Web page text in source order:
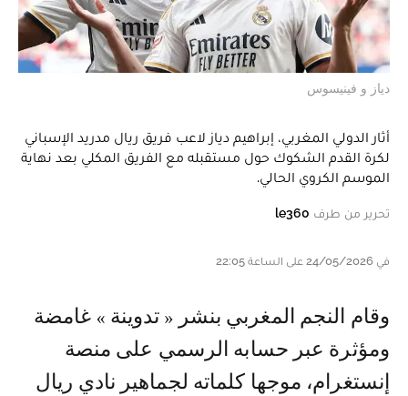
دياز و فينيسوس
أثار الدولي المغربي، إبراهيم دياز لاعب فريق ريال مدريد الإسباني
لكرة القدم الشكوك حول مستقبله مع الفريق المكلي بعد نهاية
الموسم الكروي الحالي.
تحرير من طرف le360
في 24/05/2026 على الساعة 22:05
وقام النجم المغربي بنشر « تدوينة » غامضة
ومؤثرة عبر حسابه الرسمي على منصة
إنستغرام، موجها كلماته لجماهير نادي ريال